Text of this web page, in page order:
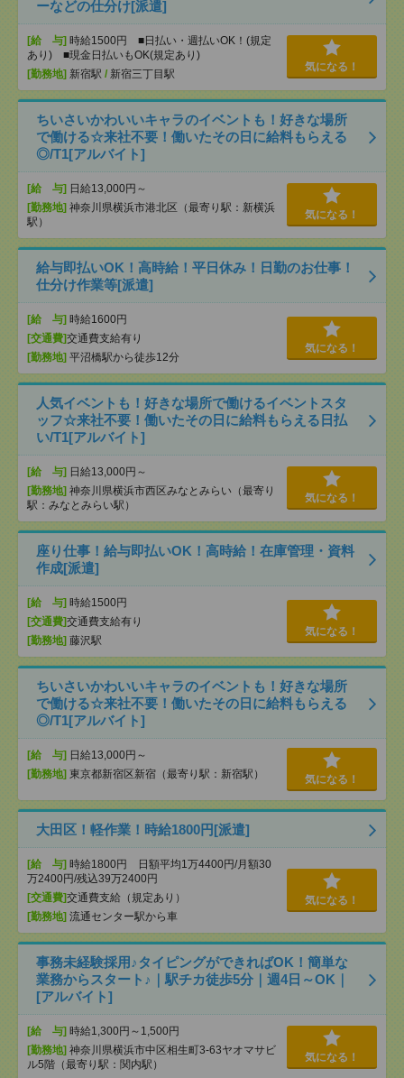
ーなどの仕分け[派遣]
[給 与] 時給1500円 ■日払い・週払いOK！(規定
あり) ■現金日払いもOK(規定あり)
[勤務地] 新宿駅 / 新宿三丁目駅
気になる！
ちいさいかわいいキャラのイベントも！好きな場所
で働ける☆来社不要！働いたその日に給料もらえる
◎/T1[アルバイト]
[給 与] 日給13,000円～
[勤務地] 神奈川県横浜市港北区（最寄り駅：新横浜
駅）
気になる！
給与即払いOK！高時給！平日休み！日勤のお仕事！
仕分け作業等[派遣]
[給 与] 時給1600円
[交通費]交通費支給有り
[勤務地] 平沼橋駅から徒歩12分
気になる！
人気イベントも！好きな場所で働けるイベントスタ
ッフ☆来社不要！働いたその日に給料もらえる日払
い/T1[アルバイト]
[給 与] 日給13,000円～
[勤務地] 神奈川県横浜市西区みなとみらい（最寄り
駅：みなとみらい駅）
気になる！
座り仕事！給与即払いOK！高時給！在庫管理・資料
作成[派遣]
[給 与] 時給1500円
[交通費]交通費支給有り
[勤務地] 藤沢駅
気になる！
ちいさいかわいいキャラのイベントも！好きな場所
で働ける☆来社不要！働いたその日に給料もらえる
◎/T1[アルバイト]
[給 与] 日給13,000円～
[勤務地] 東京都新宿区新宿（最寄り駅：新宿駅） 気になる！
大田区！軽作業！時給1800円[派遣]
[給 与] 時給1800円 日額平均1万4400円/月額30
万2400円/残込39万2400円
[交通費]交通費支給（規定あり）
[勤務地] 流通センター駅から車
気になる！
事務未経験採用♪タイピングができればOK！簡単な
業務からスタート♪｜駅チカ徒歩5分｜週4日～OK｜
[アルバイト]
[給 与] 時給1,300円～1,500円
[勤務地] 神奈川県横浜市中区相生町3-63ヤオマサビ
ル5階（最寄り駅：関内駅）
気になる！